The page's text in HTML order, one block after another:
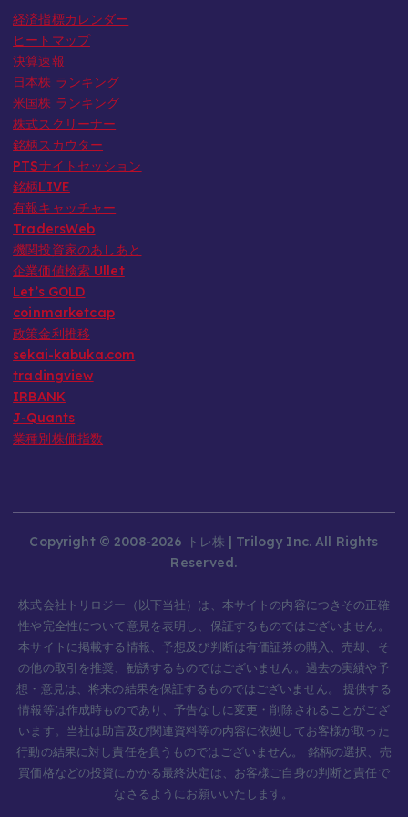
o
r
y
経済指標カレンダー
ヒートマップ
決算速報
日本株 ランキング
米国株 ランキング
株式スクリーナー
銘柄スカウター
PTSナイトセッション
銘柄LIVE
有報キャッチャー
TradersWeb
機関投資家のあしあと
企業価値検索 Ullet
Let’s GOLD
coinmarketcap
政策金利推移
sekai-kabuka.com
tradingview
IRBANK
J-Quants
業種別株価指数
Copyright © 2008-2026 トレ株 | Trilogy Inc. All Rights
Reserved.
株式会社トリロジー（以下当社）は、本サイトの内容につきその正確
性や完全性について意見を表明し、保証するものではございません。
本サイトに掲載する情報、予想及び判断は有価証券の購入、売却、そ
の他の取引を推奨、勧誘するものではございません。過去の実績や予
想・意見は、将来の結果を保証するものではございません。 提供する
情報等は作成時ものであり、予告なしに変更・削除されることがござ
います。当社は助言及び関連資料等の内容に依拠してお客様が取った
行動の結果に対し責任を負うものではございません。 銘柄の選択、売
買価格などの投資にかかる最終決定は、お客様ご自身の判断と責任で
なさるようにお願いいたします。